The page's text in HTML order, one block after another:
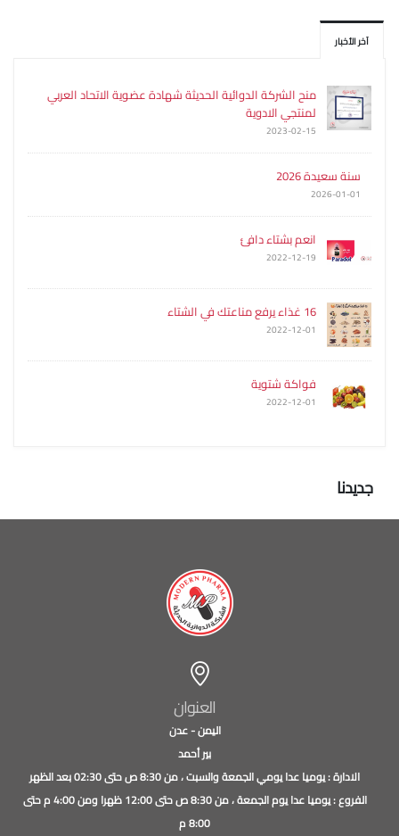
آخر الأخبار
منح الشركة الدوائية الحديثة شهادة عضوية الاتحاد العربي
لمنتجي الادوية
2023-02-15
سنة سعيدة 2026
2026-01-01
انعم بشتاء دافئ
2022-12-19
16 غذاء يرفع مناعتك في الشتاء
2022-12-01
فواكة شتوية
2022-12-01
جديدنا
العنوان
اليمن - عدن
بير أحمد
الادارة : يوميا عدا يومي الجمعة والسبت ، من 8:30 ص حتى 02:30 بعد الظهر
الفروع : يوميا عدا يوم الجمعة ، من 8:30 ص حتى 12:00 ظهرا ومن 4:00 م حتى
8:00 م